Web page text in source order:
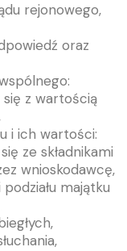
rejonowego,
oraz
się z wartością
i ich wartości:
ze składnikami
wnioskodawcę,
majątku